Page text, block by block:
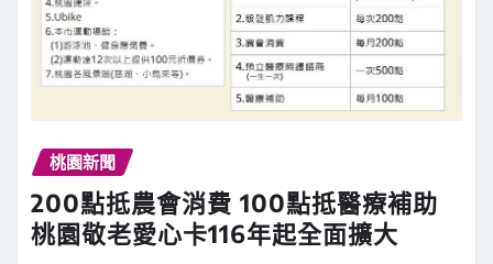
桃園新聞
200點抵農會消費 100點抵醫療補助
桃園敬老愛心卡116年起全面擴大